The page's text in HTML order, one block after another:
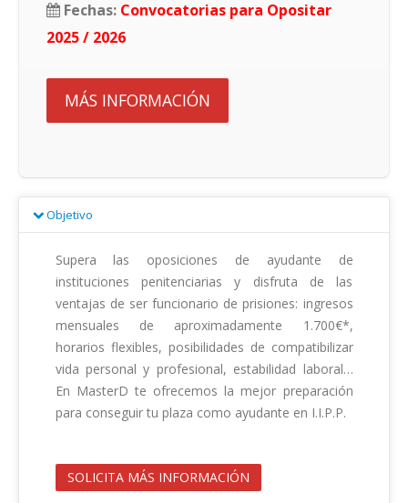
Fechas: Convocatorias para Opositar
2025 / 2026
MÁS INFORMACIÓN
Objetivo
Supera las oposiciones de ayudante de
instituciones penitenciarias y disfruta de las
ventajas de ser funcionario de prisiones: ingresos
mensuales de aproximadamente 1.700€*,
horarios flexibles, posibilidades de compatibilizar
vida personal y profesional, estabilidad laboral…
En MasterD te ofrecemos la mejor preparación
para conseguir tu plaza como ayudante en I.I.P.P.
SOLICITA MÁS INFORMACIÓN